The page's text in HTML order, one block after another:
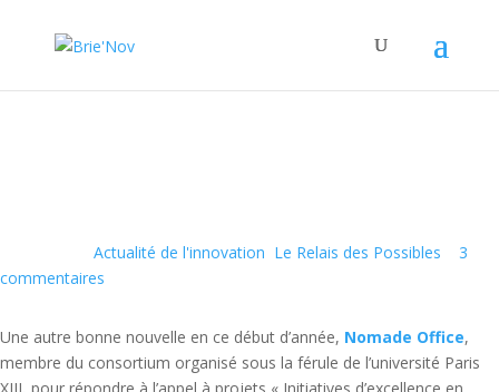
Actualité de l'innovation Le Relais des Possibles
3
commentaires
Une autre bonne nouvelle en ce début d’année, Nomade Office,
membre du consortium organisé sous la férule de l’université Paris